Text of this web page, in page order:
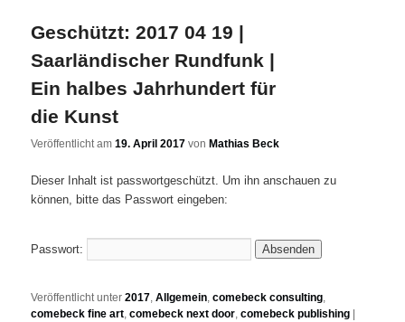
Geschützt: 2017 04 19 |
Saarländischer Rundfunk |
Ein halbes Jahrhundert für
die Kunst
Veröffentlicht am19. April 2017 von Mathias Beck
Dieser Inhalt ist passwortgeschützt. Um ihn anschauen zu
können, bitte das Passwort eingeben:
Passwort:
Veröffentlicht unter 2017 ,Allgemein ,comebeck consulting
comebeck fine art ,comebeck next door ,comebeck publishing |